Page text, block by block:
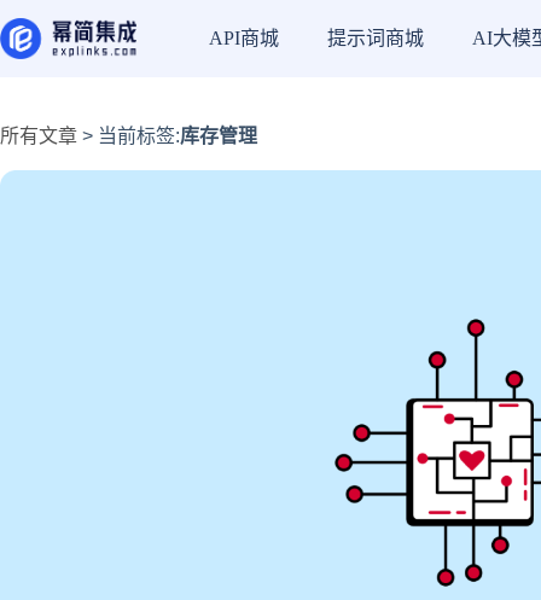
API商城 提示词商城 AI大模
所有文章 > 当前标签:库存管理